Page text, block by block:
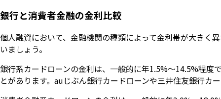
銀行と消費者金融の金利比較
個人融資において、金融機関の種類によって金利帯が大きく
いましょう。
銀行系カードローンの金利は、一般的に年1.5%〜14.5%程
とがあります。auじぶん銀行カードローンや三井住友銀行カ